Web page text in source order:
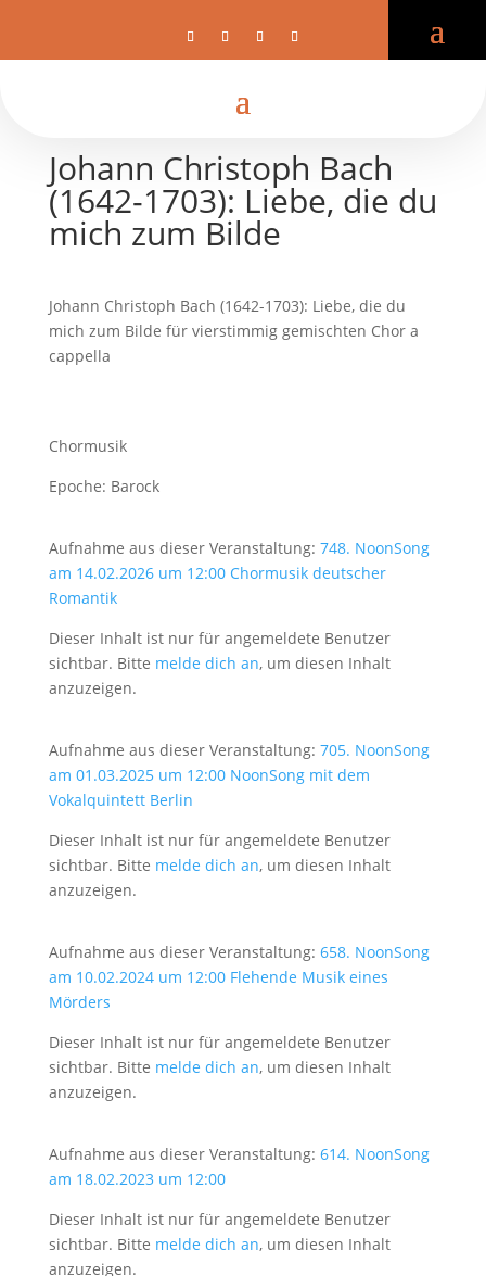
Johann Christoph Bach
(1642-1703): Liebe, die du
mich zum Bilde
Johann Christoph Bach (1642-1703): Liebe, die du
mich zum Bilde für vierstimmig gemischten Chor a
cappella
Chormusik
Epoche: Barock
Aufnahme aus dieser Veranstaltung: 748. NoonSong
am 14.02.2026 um 12:00 Chormusik deutscher
Romantik
Dieser Inhalt ist nur für angemeldete Benutzer
sichtbar. Bitte melde dich an, um diesen Inhalt
anzuzeigen.
Aufnahme aus dieser Veranstaltung: 705. NoonSong
am 01.03.2025 um 12:00 NoonSong mit dem
Vokalquintett Berlin
Dieser Inhalt ist nur für angemeldete Benutzer
sichtbar. Bitte melde dich an, um diesen Inhalt
anzuzeigen.
Aufnahme aus dieser Veranstaltung: 658. NoonSong
am 10.02.2024 um 12:00 Flehende Musik eines
Mörders
Dieser Inhalt ist nur für angemeldete Benutzer
sichtbar. Bitte melde dich an, um diesen Inhalt
anzuzeigen.
Aufnahme aus dieser Veranstaltung: 614. NoonSong
am 18.02.2023 um 12:00
Dieser Inhalt ist nur für angemeldete Benutzer
sichtbar. Bitte melde dich an, um diesen Inhalt
anzuzeigen.